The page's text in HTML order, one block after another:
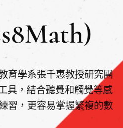
育學系張千惠教授研究團
具，結合聽覺和觸覺等感
習，更容易掌握繁複的數